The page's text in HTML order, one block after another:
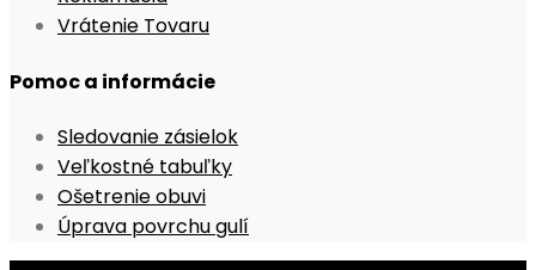
in
new
Vrátenie TovaruOpens
a
tab
Pomoc a informácie
Sledovanie zásielokOpens
new
tab
Veľkostné tabuľkyOpens
a
new
Ošetrenie obuviOpens
in
a
Úprava povrchu gulíOpens
in